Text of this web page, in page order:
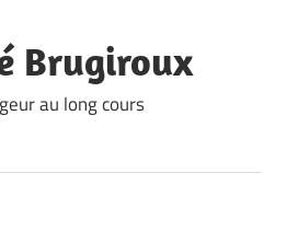
Brugiroux
au long cours